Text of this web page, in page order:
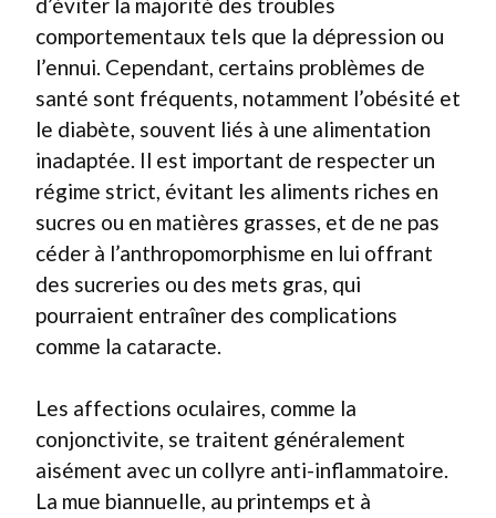
comportementaux tels que la dépression ou
l’ennui. Cependant, certains problèmes de
santé sont fréquents, notamment l’obésité et
le diabète, souvent liés à une alimentation
inadaptée. Il est important de respecter un
régime strict, évitant les aliments riches en
sucres ou en matières grasses, et de ne pas
céder à l’anthropomorphisme en lui offrant
des sucreries ou des mets gras, qui
pourraient entraîner des complications
comme la cataracte.
Les affections oculaires, comme la
conjonctivite, se traitent généralement
aisément avec un collyre anti-inflammatoire.
La mue biannuelle, au printemps et à